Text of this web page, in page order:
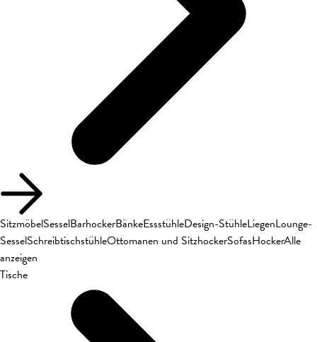
SitzmöbelSesselBarhockerBänkeEssstühleDesign-StühleLiegenLounge-
SesselSchreibtischstühleOttomanen und SitzhockerSofasHockerAlle
anzeigen
Tische